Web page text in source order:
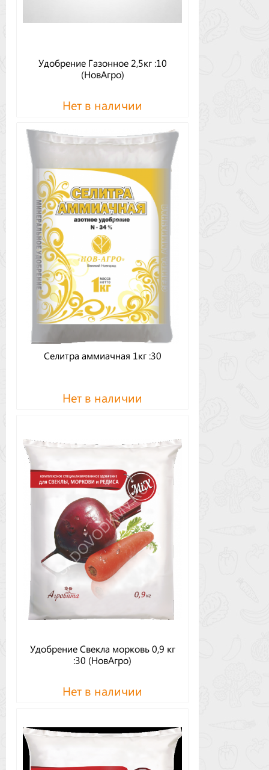
Удобрение Газонное 2,5кг :10
(НовАгро)
Нет в наличии
Селитра аммиачная 1кг :30
Нет в наличии
Удобрение Свекла морковь 0,9 кг
:30 (НовАгро)
Нет в наличии